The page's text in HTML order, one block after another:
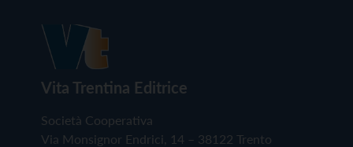
Vita Trentina Editrice
Società Cooperativa
Via Monsignor Endrici, 14 – 38122 Trento